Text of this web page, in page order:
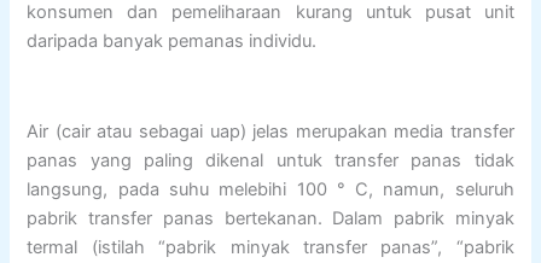
konsumen dan pemeliharaan kurang untuk pusat unit
daripada banyak pemanas individu.
Air (cair atau sebagai uap) jelas merupakan media transfer
panas yang paling dikenal untuk transfer panas tidak
langsung, pada suhu melebihi 100 ° C, namun, seluruh
pabrik transfer panas bertekanan. Dalam pabrik minyak
termal (istilah “pabrik minyak transfer panas”, “pabrik